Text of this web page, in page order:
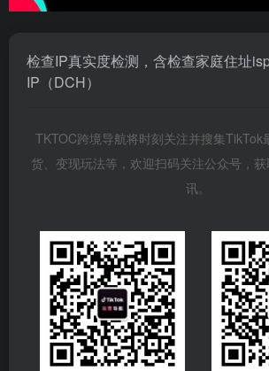
检查IP真实度检测，含检查家庭住址
IP（DCH）
TKTOC跨境导航将时刻关注并搜集TikTok
货、变现玩法等，欢迎扫码关注公众号，
讯。